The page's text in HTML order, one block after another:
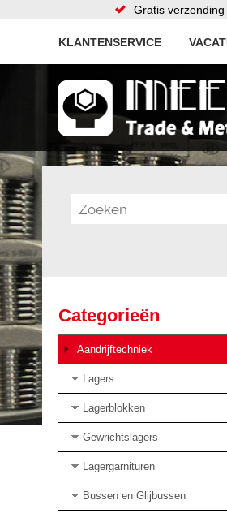
Gratis
KLANTENSERVICE
Categorieën
Aandrijftechniek
Lagers
Lagerblokken
Gewrichtslagers
Lagergarnituren
Bussen en Glijbussen